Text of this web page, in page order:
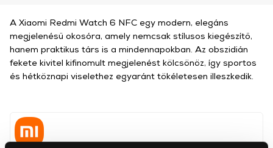
A Xiaomi Redmi Watch 6 NFC egy modern, elegáns
megjelenésű okosóra, amely nemcsak stílusos kiegészítő,
hanem praktikus társ is a mindennapokban. Az obszidián
fekete kivitel kifinomult megjelenést kölcsönöz, így sportos
és hétköznapi viselethez egyaránt tökéletesen illeszkedik.